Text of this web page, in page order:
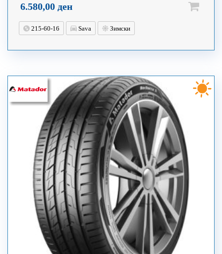
6.580,00 ден
215-60-16 Sava Зимски